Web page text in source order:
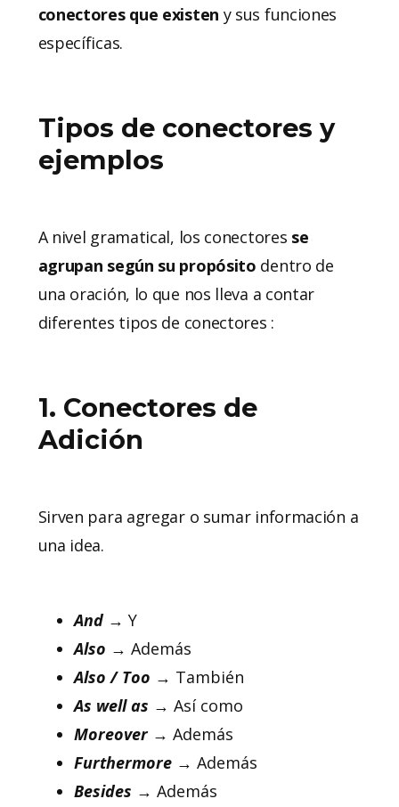
conectores que existen y sus funciones
específicas.
Tipos de conectores y
ejemplos
A nivel gramatical, los conectores se
agrupan según su propósito dentro de
una oración, lo que nos lleva a contar
diferentes tipos de conectores :
1. Conectores de
Adición
Sirven para agregar o sumar información a
una idea.
And→ Y
Also → Además
Also / Too → También
As well as → Así como
Moreover→ Además
Furthermore→ Además
Besides → Además